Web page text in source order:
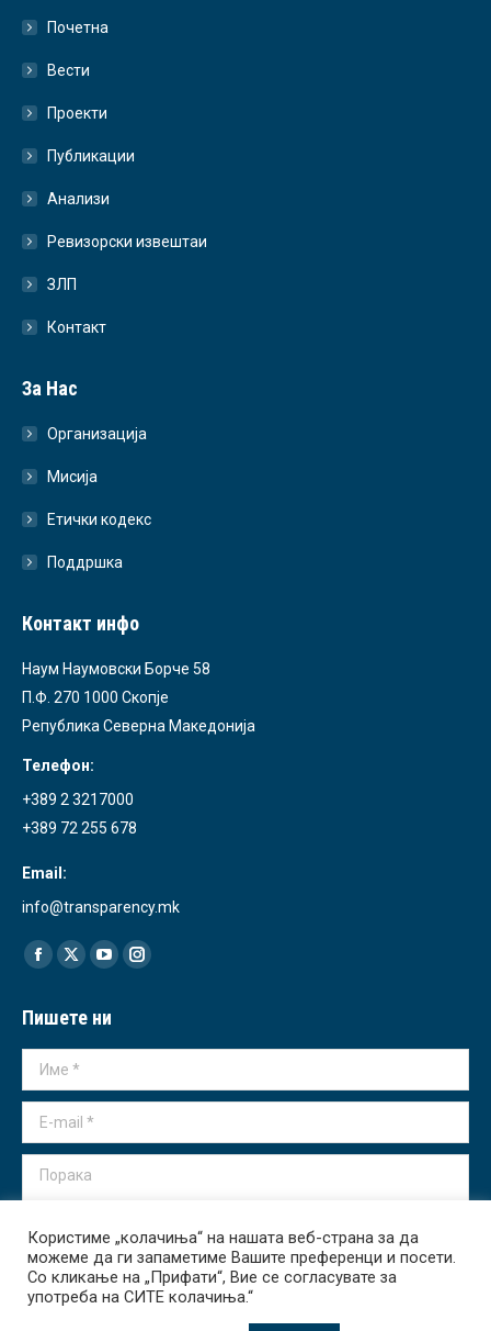
Почетна
Вести
Проекти
Публикации
Анализи
Ревизорски извештаи
ЗЛП
Контакт
За Нас
Организација
Мисија
Етички кодекс
Поддршка
Контакт инфо
Наум Наумовски Борче 58
П.Ф. 270 1000 Скопје
Република Северна Македонија
Телефон:
+389 2 3217000
+389 72 255 678
Email:
info@transparency.mk
Find us on:
Facebook
opens
in
new
X
opens
in
YouTube
opens
in
Instagram
in
Пишете ни
Име *
E-mail *
Порака
Испрати
Користиме „колачиња“ на нашата веб-страна за да
можеме да ги запаметиме Вашите преференци и посети.
Со кликање на „Прифати“, Вие се согласувате за
употреба на СИТЕ колачиња.“